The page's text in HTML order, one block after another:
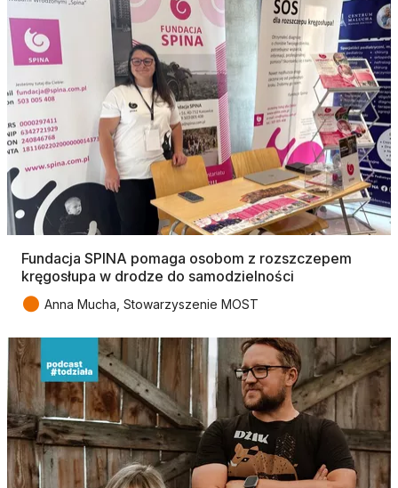
Fundacja SPINA pomaga osobom z rozszczepem
kręgosłupa w drodze do samodzielności
● Anna Mucha, Stowarzyszenie MOST